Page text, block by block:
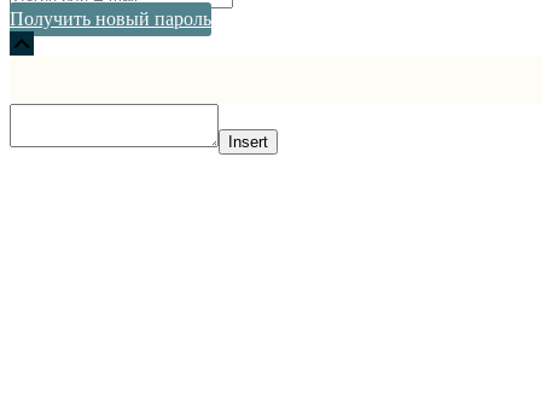
Получить новый пароль
Прокрутка
Insert